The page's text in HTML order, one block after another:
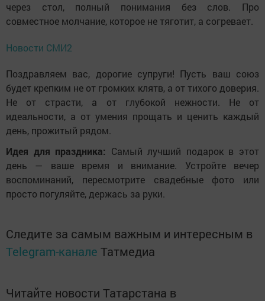
через стол, полный понимания без слов. Про
совместное молчание, которое не тяготит, а согревает.
Новости СМИ2
Поздравляем вас, дорогие супруги! Пусть ваш союз
будет крепким не от громких клятв, а от тихого доверия.
Не от страсти, а от глубокой нежности. Не от
идеальности, а от умения прощать и ценить каждый
день, прожитый рядом.
Идея для праздника: Самый лучший подарок в этот
день — ваше время и внимание. Устройте вечер
воспоминаний, пересмотрите свадебные фото или
просто погуляйте, держась за руки.
Следите за самым важным и интересным в
Telegram-канале Татмедиа
Читайте новости Татарстана в